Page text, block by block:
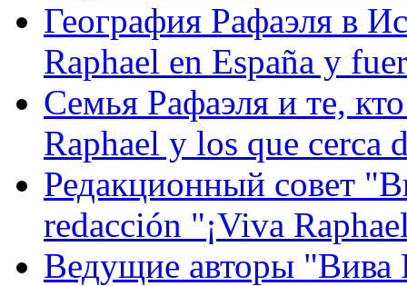
География Рафаэля в
Raphael en España y
Семья Рафаэля и те,
Raphael y los que cerca
Редакционный совет
redacción "¡Viva
Ведущие авторы "Вива